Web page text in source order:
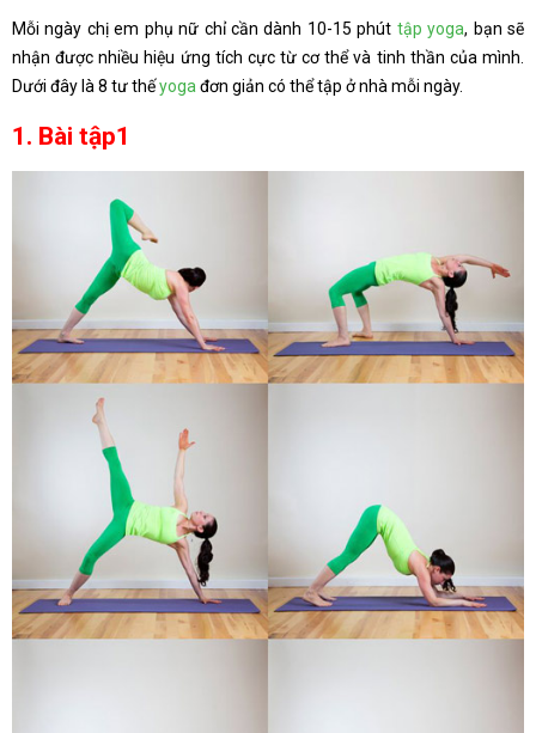
Mỗi ngày chị em phụ nữ chỉ cần dành 10-15 phút tập yoga, bạn sẽ
nhận được nhiều hiệu ứng tích cực từ cơ thể và tinh thần của mình.
Dưới đây là 8 tư thếyoga đơn giản có thể tập ở nhà mỗi ngày.
1. Bài tập1